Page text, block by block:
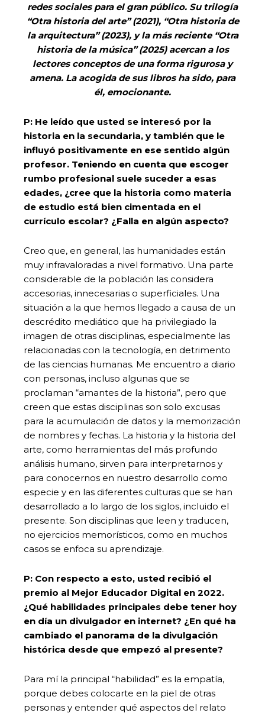
redes sociales para el gran público. Su trilogía
“Otra historia del arte” (2021), “Otra historia de
la arquitectura” (2023), y la más reciente “Otra
historia de la música” (2025) acercan a los
lectores conceptos de una forma rigurosa y
amena. La acogida de sus libros ha sido, para
él, emocionante.
P: He leído que usted se interesó por la
historia en la secundaria, y también que le
influyó positivamente en ese sentido algún
profesor. Teniendo en cuenta que escoger
rumbo profesional suele suceder a esas
edades, ¿cree que la historia como materia
de estudio está bien cimentada en el
currículo escolar? ¿Falla en algún aspecto?
Creo que, en general, las humanidades están
muy infravaloradas a nivel formativo. Una parte
considerable de la población las considera
accesorias, innecesarias o superficiales. Una
situación a la que hemos llegado a causa de un
descrédito mediático que ha privilegiado la
imagen de otras disciplinas, especialmente las
relacionadas con la tecnología, en detrimento
de las ciencias humanas. Me encuentro a diario
con personas, incluso algunas que se
proclaman “amantes de la historia”, pero que
creen que estas disciplinas son solo excusas
para la acumulación de datos y la memorización
de nombres y fechas. La historia y la historia del
arte, como herramientas del más profundo
análisis humano, sirven para interpretarnos y
para conocernos en nuestro desarrollo como
especie y en las diferentes culturas que se han
desarrollado a lo largo de los siglos, incluido el
presente. Son disciplinas que leen y traducen,
no ejercicios memorísticos, como en muchos
casos se enfoca su aprendizaje.
P: Con respecto a esto, usted recibió el
premio al Mejor Educador Digital en 2022.
¿Qué habilidades principales debe tener hoy
en día un divulgador en internet? ¿En qué ha
cambiado el panorama de la divulgación
histórica desde que empezó al presente?
Para mí la principal “habilidad” es la empatía,
porque debes colocarte en la piel de otras
personas y entender qué aspectos del relato